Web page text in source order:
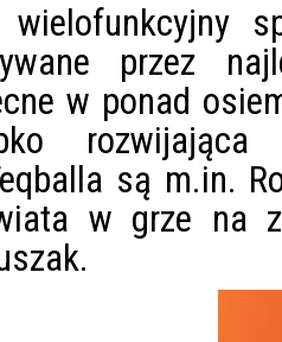
przez
w ponad
rozwijająca
są m.in.
w grze na